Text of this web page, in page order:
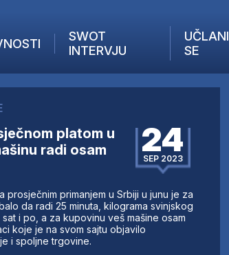
SWOT
INTERVJU
UČLANI
SE
platom u
radi osam
24
SEP 2023
prosječnim primanjem u Srbiji u junu je za
da radi 25 minuta, kilograma svinjskog
i po, a za kupovinu veš mašine osam
koje je na svom sajtu objavilo
i spoljne trgovine.